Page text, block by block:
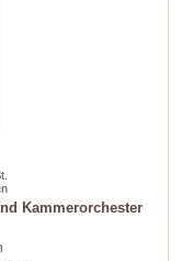
Kammerorchester